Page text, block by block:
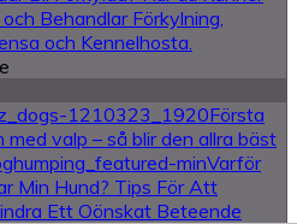
Behandlar Förkylning,
och Kennelhosta.
Första
med valp – så blir den allra bäst
Varför
Min Hund? Tips För Att
Ett Oönskat Beteende